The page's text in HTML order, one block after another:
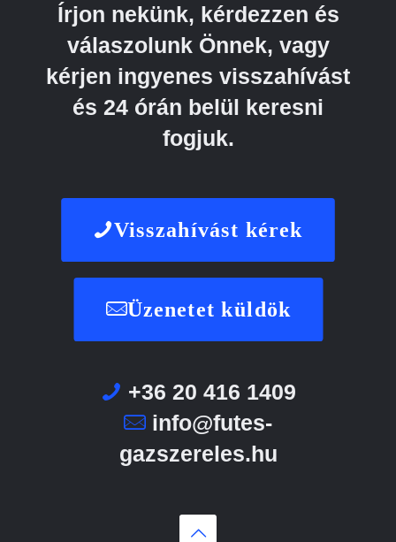
Írjon nekünk, kérdezzen és
válaszolunk Önnek, vagy
kérjen ingyenes visszahívást
és 24 órán belül keresni
fogjuk.
Visszahívást kérek
Üzenetet küldök
+36 20 416 1409
info@futes-
gazszereles.hu